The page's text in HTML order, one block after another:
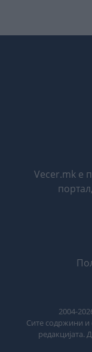
Vecer.mk е
2004-
Сите содржини и